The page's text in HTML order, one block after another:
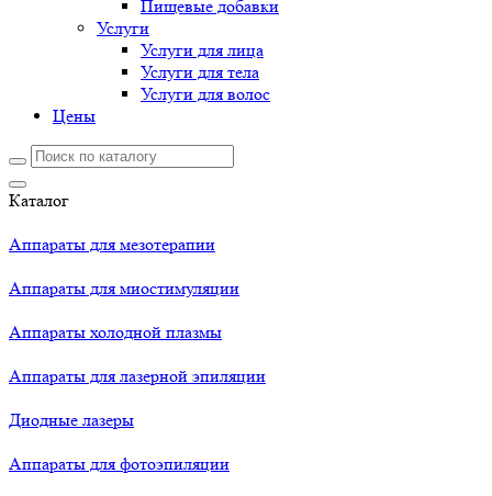
Пищевые добавки
Услуги
Услуги для лица
Услуги для тела
Услуги для волос
Цены
Каталог
Аппараты для мезотерапии
Аппараты для миостимуляции
Аппараты холодной плазмы
Аппараты для лазерной эпиляции
Диодные лазеры
Аппараты для фотоэпиляции